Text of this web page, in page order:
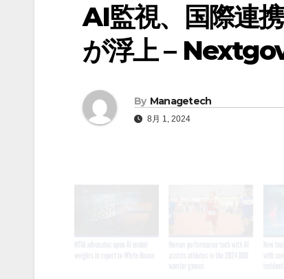
AI監視、国際連
が浮上 –
By Managetech
8月 1, 2024